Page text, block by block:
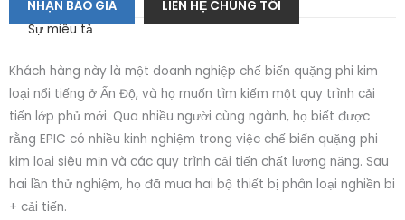
NHẬN BÁO GIÁ
LIÊN HỆ CHÚNG TÔI
Sự miêu tả
Khách hàng này là một doanh nghiệp chế biến quặng phi kim
loại nổi tiếng ở Ấn Độ, và họ muốn tìm kiếm một quy trình cải
tiến lớp phủ mới. Qua nhiều người cùng ngành, họ biết được
rằng EPIC có nhiều kinh nghiệm trong việc chế biến quặng phi
kim loại siêu mịn và các quy trình cải tiến chất lượng nặng. Sau
hai lần thử nghiệm, họ đã mua hai bộ thiết bị phân loại nghiền bi
+ cải tiến.